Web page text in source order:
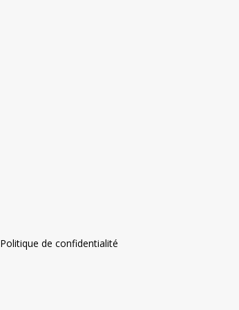
Politique de confidentialité